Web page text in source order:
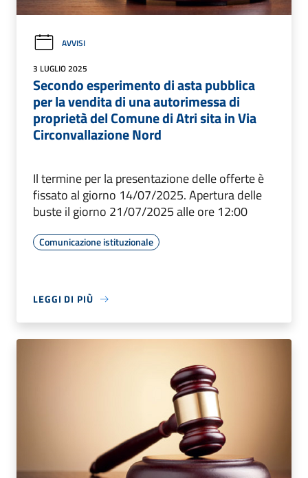
AVVISI
3 LUGLIO 2025
Secondo esperimento di asta pubblica
per la vendita di una autorimessa di
proprietà del Comune di Atri sita in Via
Circonvallazione Nord
Il termine per la presentazione delle offerte è
fissato al giorno 14/07/2025. Apertura delle
buste il giorno 21/07/2025 alle ore 12:00
Comunicazione istituzionale
LEGGI DI PIÙ